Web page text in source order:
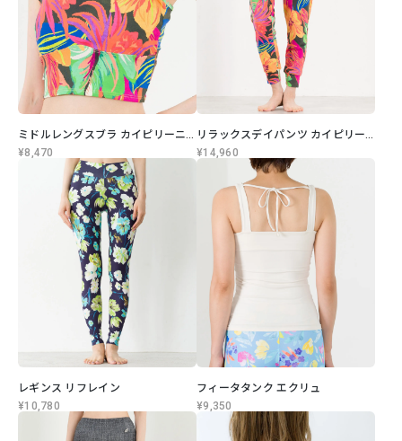
ミドルレングスブラ カイピリーニャ
¥8,470
リラックスデイパンツ カイピリーニャ
¥14,960
レギンス リフレイン
¥10,780
フィータタンク エクリュ
¥9,350